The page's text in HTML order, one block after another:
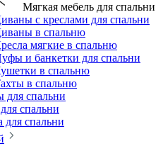
Мягкая мебель для спальни
с креслами для спальни
в спальню
мягкие в спальню
и банкетки для спальни
в спальню
в спальню
для спальни
спальни
для спальни